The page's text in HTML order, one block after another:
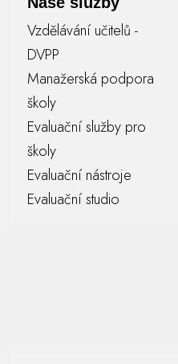
Vzdělávání učitelů -
DVPP
Manažerská podpora
školy
Evaluační služby pro
školy
Evaluační nástroje
Evaluační studio